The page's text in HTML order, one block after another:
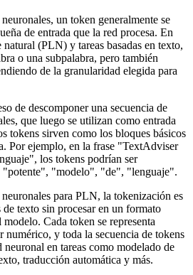
un token generalmente se
de entrada que la red procesa. En
(PLN) y tareas basadas en texto,
o una subpalabra, pero también
de la granularidad elegida para
de descomponer una secuencia de
que luego se utilizan como entrada
tokens sirven como los bloques básicos
Por ejemplo, en la frase "TextAdviser
los tokens podrían ser
"modelo", "de", "lenguaje".
para PLN, la tokenización es
texto sin procesar en un formato
Cada token se representa
numérico, y toda la secuencia de tokens
en tareas como modelado de
traducción automática y más.